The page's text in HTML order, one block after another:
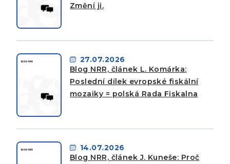
Změní ji.
27.07.2026
Blog NRR, článek L. Komárka:
Poslední dílek evropské fiskální
mozaiky = polská Rada Fiskalna
14.07.2026
Blog NRR, článek J. Kuneše: Proč